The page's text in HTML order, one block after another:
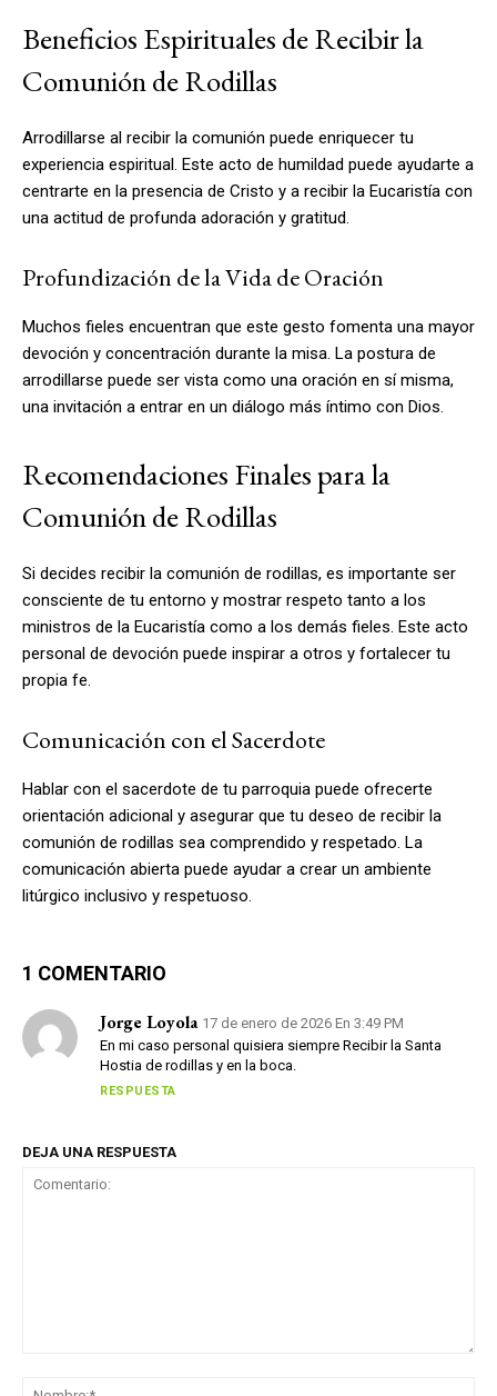
Beneficios Espirituales de Recibir la
Comunión de Rodillas
Arrodillarse al recibir la comunión puede enriquecer tu
experiencia espiritual. Este acto de humildad puede ayudarte a
centrarte en la presencia de Cristo y a recibir la Eucaristía con
una actitud de profunda adoración y gratitud.
Profundización de la Vida de Oración
Muchos fieles encuentran que este gesto fomenta una mayor
devoción y concentración durante la misa. La postura de
arrodillarse puede ser vista como una oración en sí misma,
una invitación a entrar en un diálogo más íntimo con Dios.
Recomendaciones Finales para la
Comunión de Rodillas
Si decides recibir la comunión de rodillas, es importante ser
consciente de tu entorno y mostrar respeto tanto a los
ministros de la Eucaristía como a los demás fieles. Este acto
personal de devoción puede inspirar a otros y fortalecer tu
propia fe.
Comunicación con el Sacerdote
Hablar con el sacerdote de tu parroquia puede ofrecerte
orientación adicional y asegurar que tu deseo de recibir la
comunión de rodillas sea comprendido y respetado. La
comunicación abierta puede ayudar a crear un ambiente
litúrgico inclusivo y respetuoso.
1 COMENTARIO
Jorge Loyola 17 de enero de 2026 En 3:49 PM
En mi caso personal quisiera siempre Recibir la Santa
Hostia de rodillas y en la boca.
RESPUESTA
DEJA UNA RESPUESTA